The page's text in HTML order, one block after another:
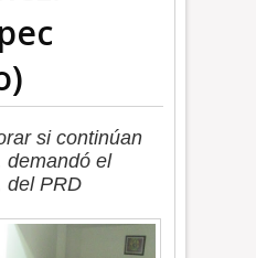
si continúan
demandó el
del PRD